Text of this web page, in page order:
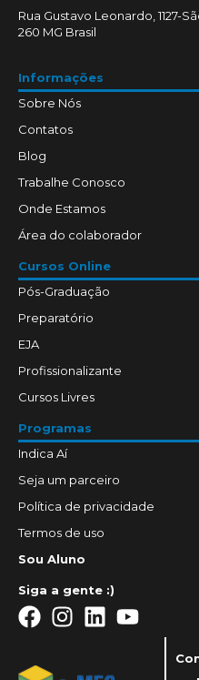
Rua Gustavo Leonardo, 1127-
260 MG Brasil
Informações
Sobre Nós
Contatos
Blog
Trabalhe Conosco
Onde Estamos
Área do colaborador
Cursos Online
Pós-Graduação
Preparatório
EJA
Profissionalizante
Cursos Livres
Programas
Indica Aí
Seja um parceiro
Política de privacidade
Termos de uso
Sou Aluno
Siga a gente :)